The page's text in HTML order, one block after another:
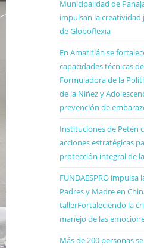
Municipalidad de
impulsan la creatividad
de Globoflexia
En Amatitlán se
capacidades técnicas
Formuladora de la
de la Niñez y
prevención de
Instituciones de Petén
acciones estratégicas
protección integral de
FUNDAESPRO impulsa
Padres y Madre en
tallerFortaleciendo la
manejo de las
Más de 200 personas